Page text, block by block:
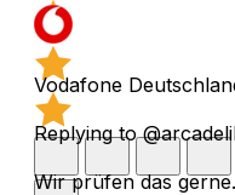
Vodafone
Replying to
Wir prüfen das